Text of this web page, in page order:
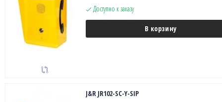
Доступно к заказу
В корзину
J&R JR102-SC-Y-SIP